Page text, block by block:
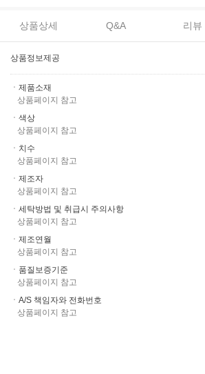
상품상세 Q&A 리뷰
상품정보제공
ㆍ제품소재
상품페이지 참고
ㆍ색상
상품페이지 참고
ㆍ치수
상품페이지 참고
ㆍ제조자
상품페이지 참고
ㆍ세탁방법 및 취급시 주의사항
상품페이지 참고
ㆍ제조연월
상품페이지 참고
ㆍ품질보증기준
상품페이지 참고
ㆍA/S 책임자와 전화번호
상품페이지 참고